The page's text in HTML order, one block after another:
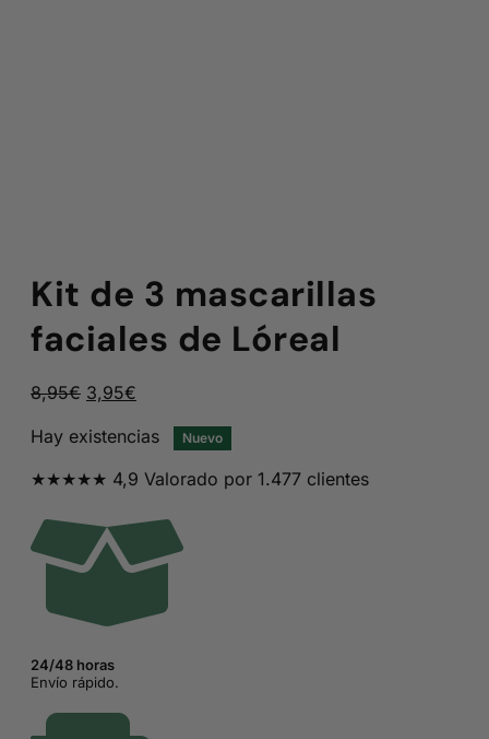
Kit de 3 mascarillas
faciales de Lóreal
8,95€ El
original
era:
3,95€
actual
es:
Hay existencias Nuevo
★★★★★ 4,9 Valorado por 1.477 clientes
24/48 horas
Envío rápido.